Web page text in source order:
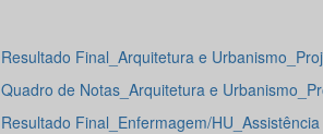
Resultado Final_Arquitetura e
Quadro de Notas_Arquitetura e
Resultado Final_Enfermagem/